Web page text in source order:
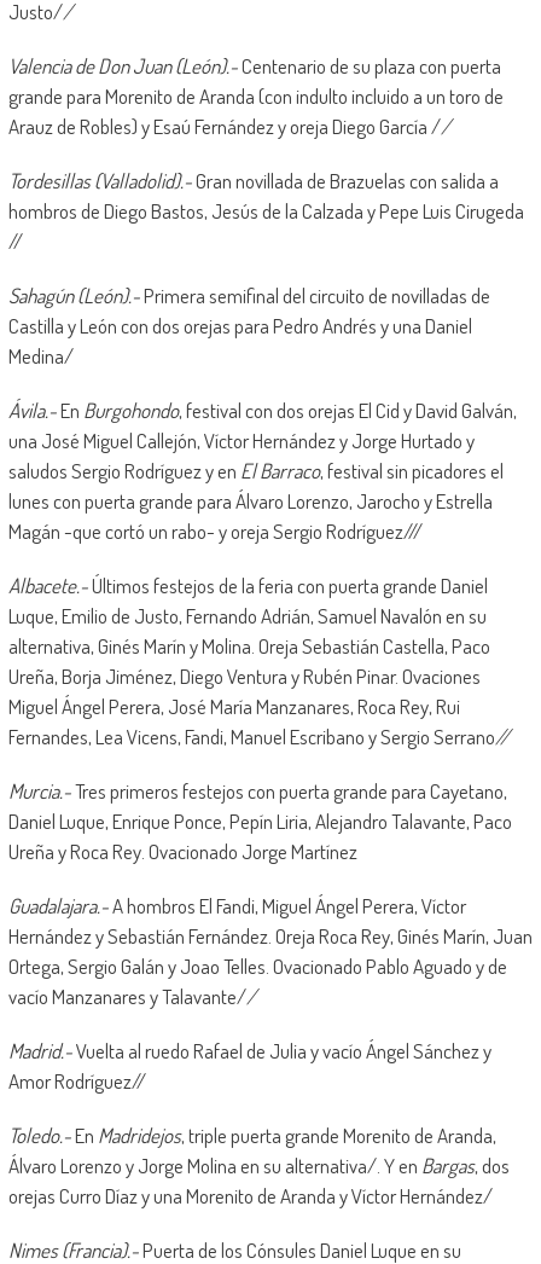
Justo//
Valencia de Don Juan (León).-Centenario de su plaza con puerta
grande para Morenito de Aranda (con indulto incluido a un toro de
Arauz de Robles) y Esaú Fernández y oreja Diego García //
Tordesillas (Valladolid).-Gran novillada de Brazuelas con salida a
hombros de Diego Bastos, Jesús de la Calzada y Pepe Luis Cirugeda
//
Sahagún (León).-Primera semifinal del circuito de novilladas de
Castilla y León con dos orejas para Pedro Andrés y una Daniel
Medina/
Ávila.-En Burgohondo, festival con dos orejas El Cid y David Galván,
una José Miguel Callejón, Víctor Hernández y Jorge Hurtado y
saludos Sergio Rodríguez y en El Barraco, festival sin picadores el
lunes con puerta grande para Álvaro Lorenzo, Jarocho y Estrella
Magán -que cortó un rabo- y oreja Sergio Rodríguez///
Albacete.-Últimos festejos de la feria con puerta grande Daniel
Luque, Emilio de Justo, Fernando Adrián, Samuel Navalón en su
alternativa, Ginés Marín y Molina. Oreja Sebastián Castella, Paco
Ureña, Borja Jiménez, Diego Ventura y Rubén Pinar. Ovaciones
Miguel Ángel Perera, José María Manzanares, Roca Rey, Rui
Fernandes, Lea Vicens, Fandi, Manuel Escribano y Sergio Serrano//
Murcia.-Tres primeros festejos con puerta grande para Cayetano,
Daniel Luque, Enrique Ponce, Pepín Liria, Alejandro Talavante, Paco
Ureña y Roca Rey. Ovacionado Jorge Martínez
Guadalajara.-A hombros El Fandi, Miguel Ángel Perera, Víctor
Hernández y Sebastián Fernández. Oreja Roca Rey, Ginés Marín, Juan
Ortega, Sergio Galán y Joao Telles. Ovacionado Pablo Aguado y de
vacío Manzanares y Talavante//
Madrid.-Vuelta al ruedo Rafael de Julia y vacío Ángel Sánchez y
Amor Rodríguez//
Toledo.-En Madridejos, triple puerta grande Morenito de Aranda,
Álvaro Lorenzo y Jorge Molina en su alternativa/. Y en Bargas, dos
orejas Curro Díaz y una Morenito de Aranda y Víctor Hernández/
Nimes (Francia).-Puerta de los Cónsules Daniel Luque en su